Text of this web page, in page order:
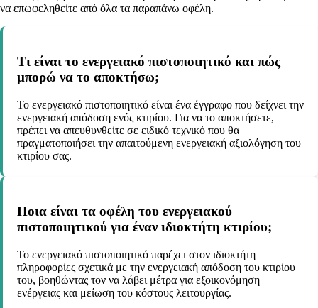
να επωφεληθείτε από όλα τα παραπάνω οφέλη.
Τι είναι το ενεργειακό πιστοποιητικό και πώς
μπορώ να το αποκτήσω;
Το ενεργειακό πιστοποιητικό είναι ένα έγγραφο που δείχνει την
ενεργειακή απόδοση ενός κτιρίου. Για να το αποκτήσετε,
πρέπει να απευθυνθείτε σε ειδικό τεχνικό που θα
πραγματοποιήσει την απαιτούμενη ενεργειακή αξιολόγηση του
κτιρίου σας.
Ποια είναι τα οφέλη του ενεργειακού
πιστοποιητικού για έναν ιδιοκτήτη κτιρίου;
Το ενεργειακό πιστοποιητικό παρέχει στον ιδιοκτήτη
πληροφορίες σχετικά με την ενεργειακή απόδοση του κτιρίου
του, βοηθώντας τον να λάβει μέτρα για εξοικονόμηση
ενέργειας και μείωση του κόστους λειτουργίας.